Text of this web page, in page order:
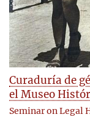
Curaduría de
el Museo
Seminar on Legal